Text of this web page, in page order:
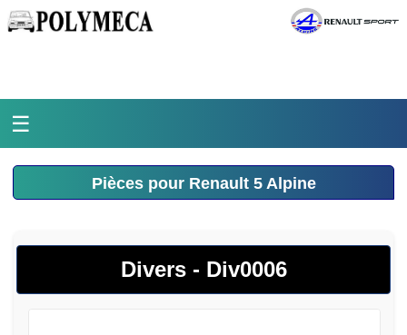
☰
Accueil
La médiathèque
L'histoire
Pièces pour Renault 5 Alpine
Divers - Div0006